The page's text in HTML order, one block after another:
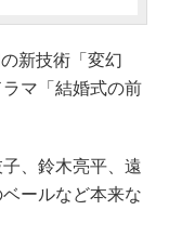
新技術「変幻
マ「結婚式の前
、鈴木亮平、遠
ールなど本来な